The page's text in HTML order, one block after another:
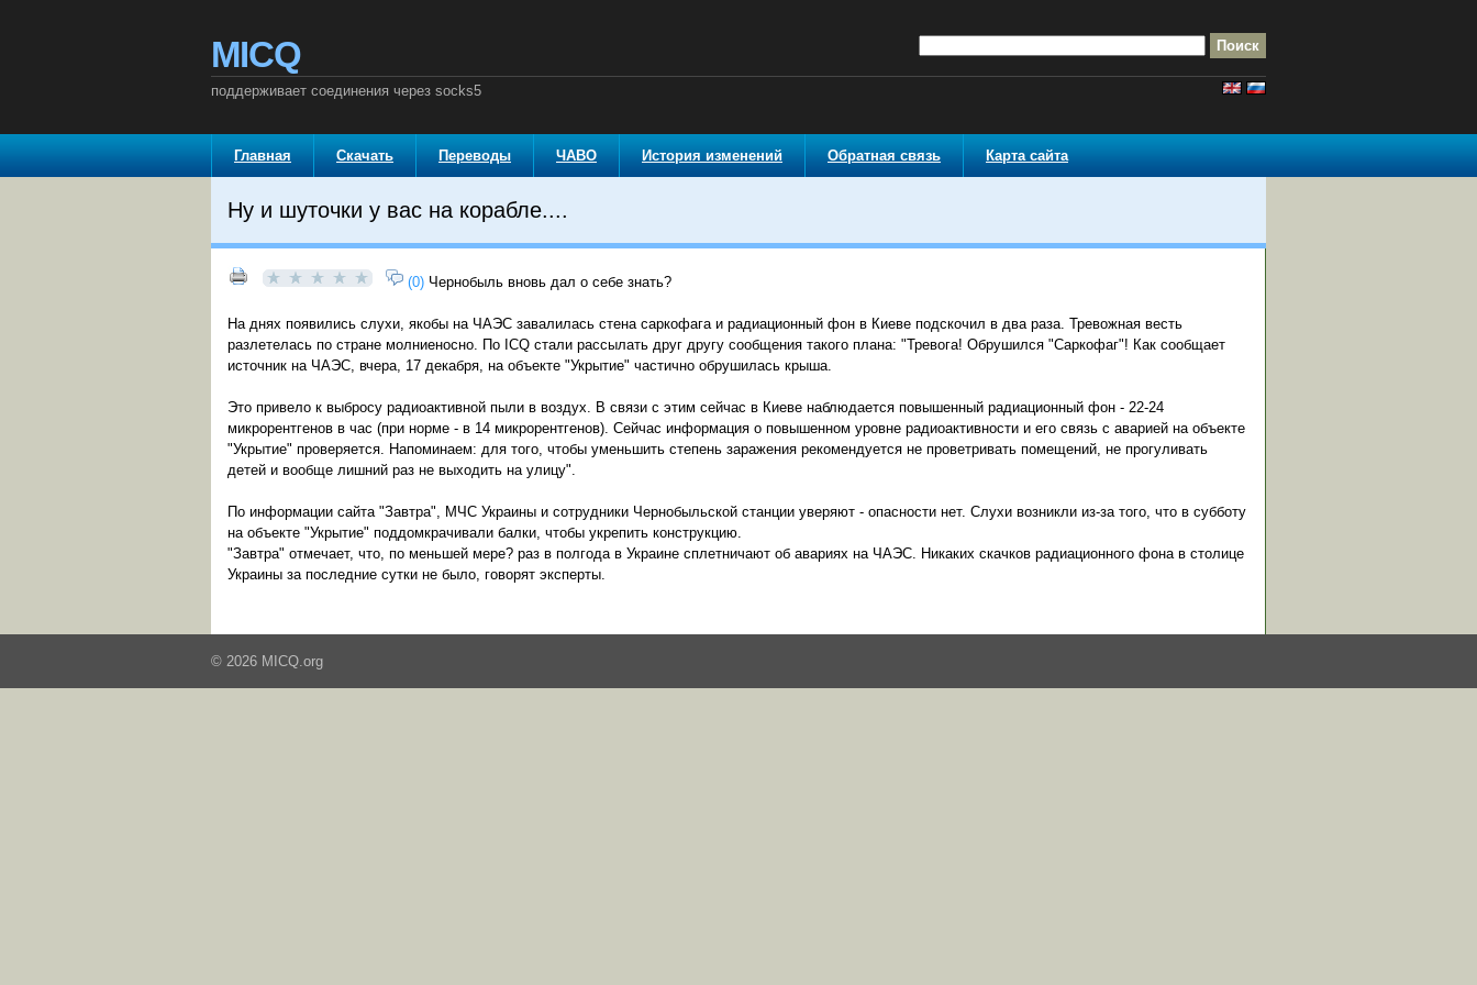
MICQ
поддерживает соединения через socks5
Главная Скачать Переводы ЧАВО История изменений Обратная связь Карта сайта
Ну и шуточки у вас на корабле....
(0) Чернобыль вновь дал о себе знать?
На днях появились слухи, якобы на ЧАЭС завалилась стена саркофага и радиационный фон в Киеве подскочил в два раза. Тревожная весть
разлетелась по стране молниеносно. По ICQ стали рассылать друг другу сообщения такого плана: "Тревога! Обрушился "Саркофаг"! Как сообщает
источник на ЧАЭС, вчера, 17 декабря, на объекте "Укрытие" частично обрушилась крыша.
Это привело к выбросу радиоактивной пыли в воздух. В связи с этим сейчас в Киеве наблюдается повышенный радиационный фон - 22-24
микрорентгенов в час (при норме - в 14 микрорентгенов). Сейчас информация о повышенном уровне радиоактивности и его связь с аварией на объекте
"Укрытие" проверяется. Напоминаем: для того, чтобы уменьшить степень заражения рекомендуется не проветривать помещений, не прогуливать
детей и вообще лишний раз не выходить на улицу".
По информации сайта "Завтра", МЧС Украины и сотрудники Чернобыльской станции уверяют - опасности нет. Слухи возникли из-за того, что в субботу
на объекте "Укрытие" поддомкрачивали балки, чтобы укрепить конструкцию.
"Завтра" отмечает, что, по меньшей мере? раз в полгода в Украине сплетничают об авариях на ЧАЭС. Никаких скачков радиационного фона в столице
Украины за последние сутки не было, говорят эксперты.
© 2026 MICQ.org